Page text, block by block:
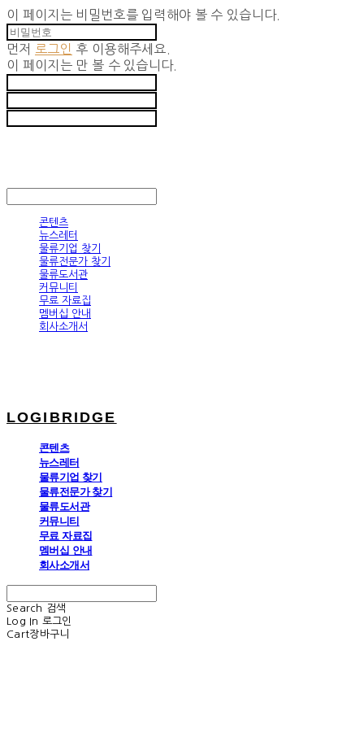
이 페이지는 비밀번호를 입력해야 볼 수 있습니다.
먼저 로그인 후 이용해주세요.
이 페이지는 만 볼 수 있습니다.
콘텐츠
뉴스레터
물류기업 찾기
물류전문가 찾기
물류도서관
커뮤니티
무료 자료집
멤버십 안내
회사소개서
LOGIBRIDGE
콘텐츠
뉴스레터
물류기업 찾기
물류전문가 찾기
물류도서관
커뮤니티
무료 자료집
멤버십 안내
회사소개서
Search
검색
Log In 로그인
Cart장바구니